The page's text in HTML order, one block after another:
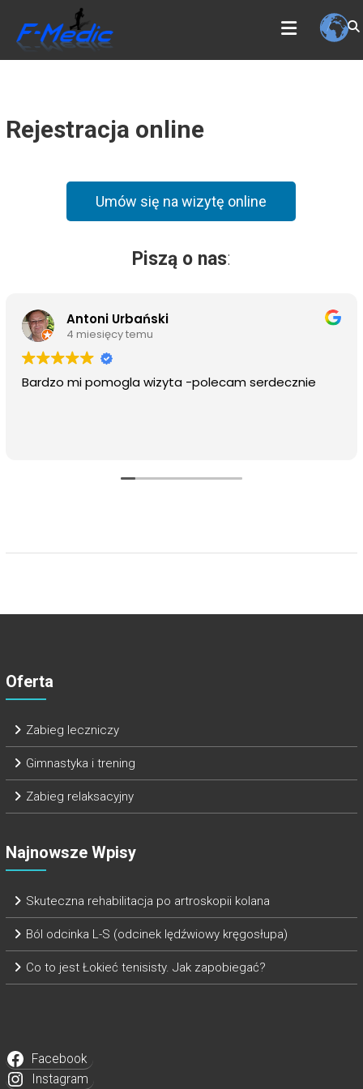
content
Fizjoterapia i rehabilitacja
Rejestracja online
Umów się na wizytę online
Piszą o nas:
Antoni Urbański
4 miesięcy temu
Bardzo mi pomogla wizyta -polecam serdecznie
Oferta
Zabieg leczniczy
Gimnastyka i trening
Zabieg relaksacyjny
Najnowsze Wpisy
Skuteczna rehabilitacja po artroskopii kolana
Ból odcinka L-S (odcinek lędźwiowy kręgosłupa)
Co to jest Łokieć tenisisty. Jak zapobiegać?
Facebook
Instagram